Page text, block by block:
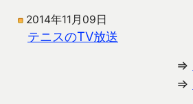
2014年11月09日
テニスのTV放送
⇒
⇒